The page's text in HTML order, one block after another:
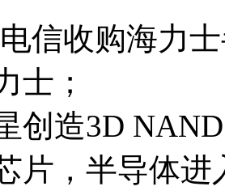
信收购海力
士；
创造3D
片，半导体进